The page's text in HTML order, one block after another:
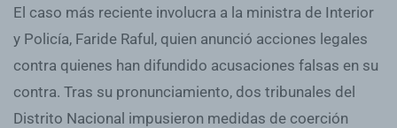
El caso más reciente involucra a la ministra de Interior
y Policía, Faride Raful, quien anunció acciones legales
contra quienes han difundido acusaciones falsas en su
contra. Tras su pronunciamiento, dos tribunales del
Distrito Nacional impusieron medidas de coerción